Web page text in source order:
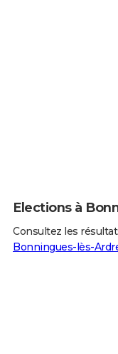
Elections à
Consultez les
Bonningues-lès-